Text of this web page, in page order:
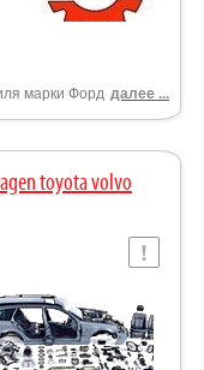
марки Форд далее ...
toyota volvo